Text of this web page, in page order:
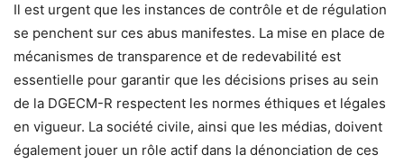
Il est urgent que les instances de contrôle et de régulation
se penchent sur ces abus manifestes. La mise en place de
mécanismes de transparence et de redevabilité est
essentielle pour garantir que les décisions prises au sein
de la DGECM-R respectent les normes éthiques et légales
en vigueur. La société civile, ainsi que les médias, doivent
également jouer un rôle actif dans la dénonciation de ces